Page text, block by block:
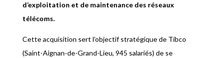
d’exploitation et de maintenance des réseaux
télécoms.
Cette acquisition sert l’objectif stratégique de Tibco
(Saint-Aignan-de-Grand-Lieu, 945 salariés) de se